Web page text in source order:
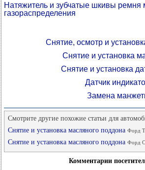
Натяжитель и зубчатые шкивы ремня
газораспределения
Снятие, осмотр и
Снятие и установка
Снятие и установка
Датчик
Замена
Смотрите другие похожие статьи для
Снятие и установка масляного поддона Форд
Снятие и установка масляного поддона Форд
Комментарии